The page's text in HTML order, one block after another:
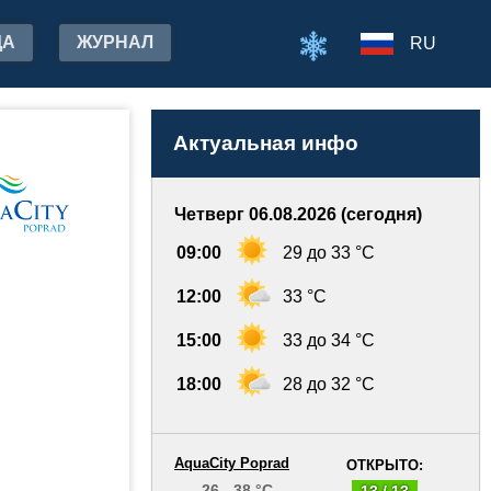
ЖУРНАЛ RU
Актуальная инфо
Четверг 06.08.2026 (сегодня)
09:00 29 до 33 °C
12:00 33 °C
15:00 33 до 34 °C
18:00 28 до 32 °C
ОТКРЫТО:
AquaCity Poprad